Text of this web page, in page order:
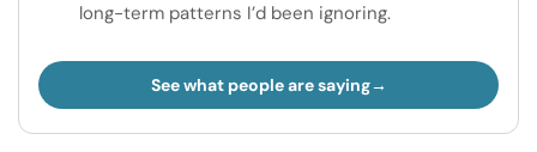
long-term patterns I’d been ignoring.
See what people are saying